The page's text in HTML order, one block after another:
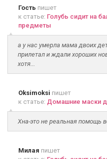
Гость пишет
к статье: Голубь сидит на
предметы
а у нас умерла мама двоих
прилетал и ждали хороших
хотя...
Oksimoksi пишет
к статье: Домашние маски
Хна-это не реальная помощь
Милая пишет